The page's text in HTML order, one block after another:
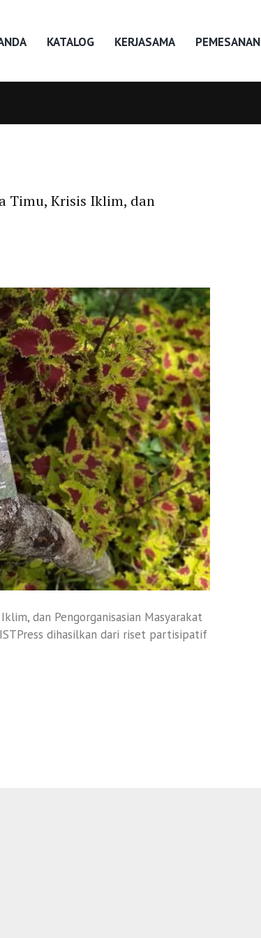
KATALOG KERJASAMA PEMESANAN
Timu, Krisis Iklim, dan
dan Pengorganisasian Masyarakat
dihasilkan dari riset partisipatif